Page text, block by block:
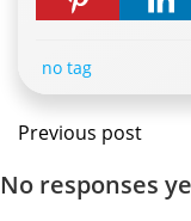
no tag
de
Previous post
No responses